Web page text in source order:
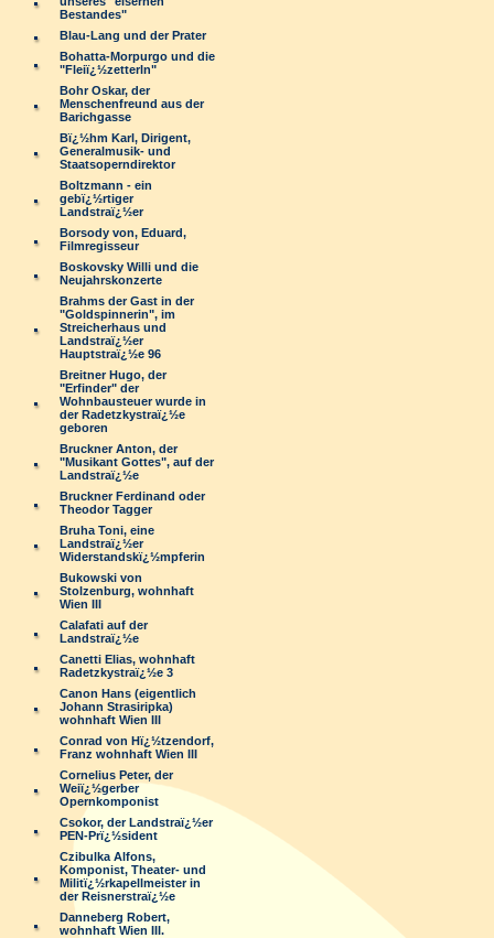
Bestandes"
Blau-Lang und der Prater
Bohatta-Morpurgo und die
"Fleiï¿½zetterln"
Bohr Oskar, der
Menschenfreund aus der
Barichgasse
Bï¿½hm Karl, Dirigent,
Generalmusik- und
Staatsoperndirektor
Boltzmann - ein
gebï¿½rtiger
Landstraï¿½er
Borsody von, Eduard,
Filmregisseur
Boskovsky Willi und die
Neujahrskonzerte
Brahms der Gast in der
"Goldspinnerin", im
Streicherhaus und
Landstraï¿½er
Hauptstraï¿½e 96
Breitner Hugo, der
"Erfinder" der
Wohnbausteuer wurde in
der Radetzkystraï¿½e
geboren
Bruckner Anton, der
"Musikant Gottes", auf der
Landstraï¿½e
Bruckner Ferdinand oder
Theodor Tagger
Bruha Toni, eine
Landstraï¿½er
Widerstandskï¿½mpferin
Bukowski von
Stolzenburg, wohnhaft
Wien III
Calafati auf der
Landstraï¿½e
Canetti Elias, wohnhaft
Radetzkystraï¿½e 3
Canon Hans (eigentlich
Johann Strasiripka)
wohnhaft Wien III
Conrad von Hï¿½tzendorf,
Franz wohnhaft Wien III
Cornelius Peter, der
Weiï¿½gerber
Opernkomponist
Csokor, der Landstraï¿½er
PEN-Prï¿½sident
Czibulka Alfons,
Komponist, Theater- und
Militï¿½rkapellmeister in
der Reisnerstraï¿½e
Danneberg Robert,
wohnhaft Wien III.